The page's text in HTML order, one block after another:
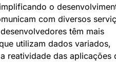
o
com diversos
têm mais
utilizam dados variados,
reatividade das aplicações